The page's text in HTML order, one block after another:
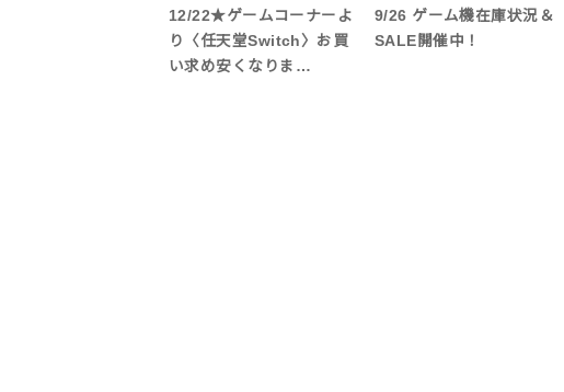
12/22★ゲームコーナーよ
り〈任天堂Switch〉お買
い求め安くなりま…
9/26 ゲーム機在庫状況＆
SALE開催中！